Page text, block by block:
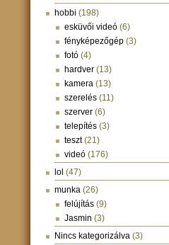
hobbi (198)
esküvői videó (6)
fényképezőgép (3)
fotó (4)
hardver (13)
kamera (13)
szerelés (11)
szerver (6)
telepítés (3)
teszt(21)
videó (176)
lol (47)
munka (26)
felújítás (9)
Jasmin (3)
Nincs kategorizálva (3)